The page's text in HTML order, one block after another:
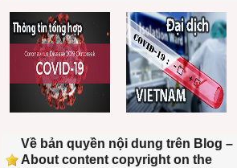
Về bản quyền nội dung trên Blog –
About content copyright on the